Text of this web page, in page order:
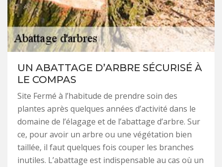
UN ABATTAGE D’ARBRE SÉCURISÉ À
LE COMPAS
Site Fermé à l’habitude de prendre soin des
plantes après quelques années d’activité dans le
domaine de l’élagage et de l’abattage d’arbre. Sur
ce, pour avoir un arbre ou une végétation bien
taillée, il faut quelques fois couper les branches
inutiles. L’abattage est indispensable au cas où un